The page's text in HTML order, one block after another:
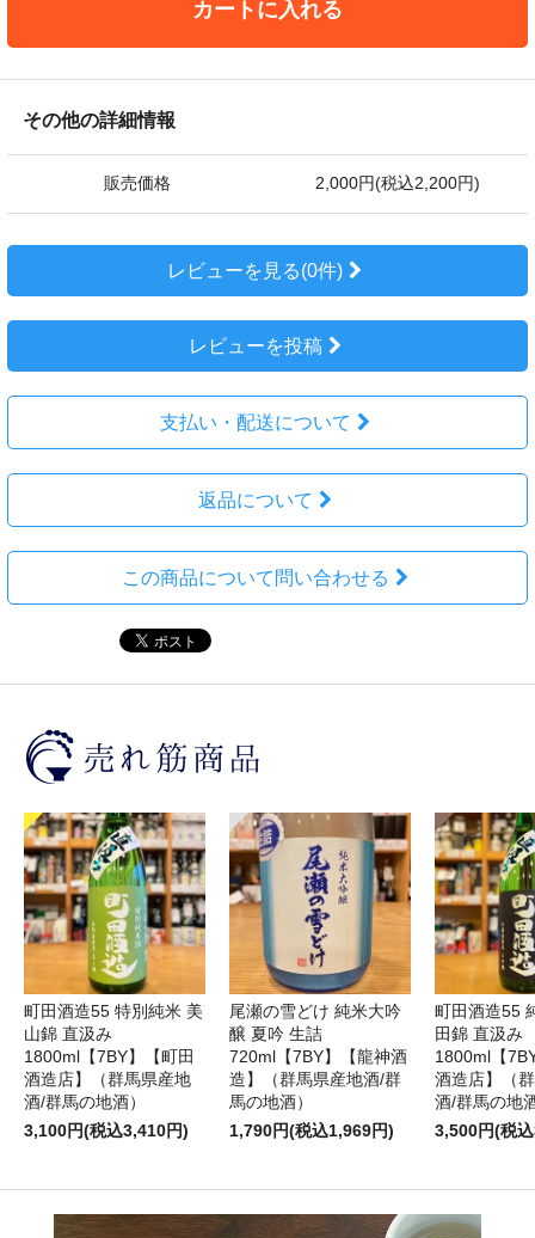
カートに入れる
その他の詳細情報
販売価格 2,000円(税込2,200円)
レビューを見る(0件)
レビューを投稿
支払い・配送について
返品について
この商品について問い合わせる
町田酒造55 特別純米 美
山錦 直汲み
1800ml【7BY】【町田
酒造店】（群馬県産地
酒/群馬の地酒）
3,100円(税込3,410円)
尾瀬の雪どけ 純米大吟
醸 夏吟 生詰
720ml【7BY】【龍神酒
造】（群馬県産地酒/群
馬の地酒）
1,790円(税込1,969円)
町田酒造55
田錦 直汲み
1800ml【
酒造店】（
酒/群馬の地
3,500円(税